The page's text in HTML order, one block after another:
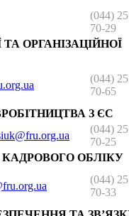
(044)
70-29
ОРГАНІЗАЦІЙНОЇ
(044)
70-65
З ЄС
(044)
70-25
КАДРОВОГО ОБЛІКУ
(044)
70-33